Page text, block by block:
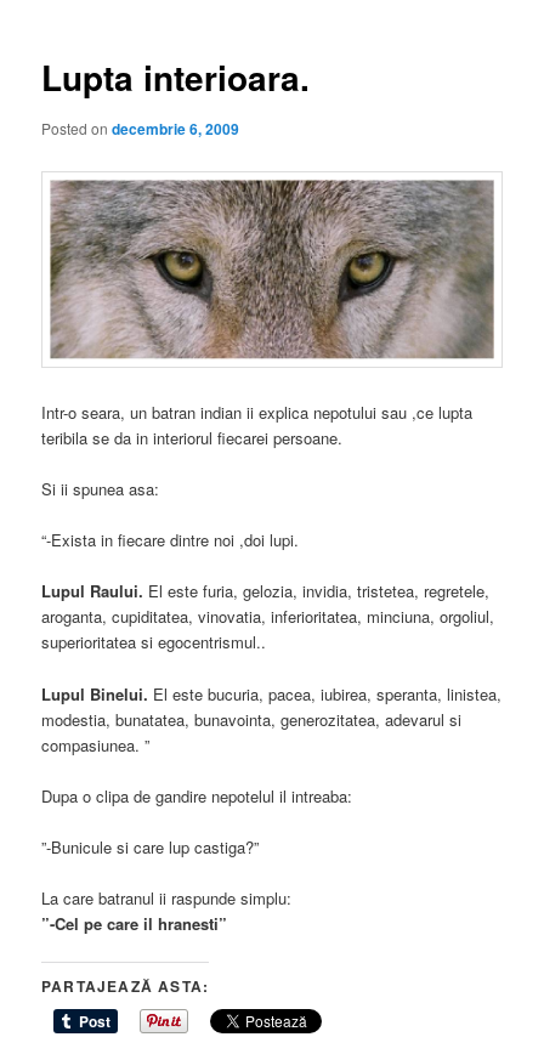
Lupta interioara.
Posted ondecembrie 6, 2009
Intr-o seara, un batran indian ii explica nepotului sau ,ce lupta
teribila se da in interiorul fiecarei persoane.
Si ii spunea asa:
“-Exista in fiecare dintre noi ,doi lupi.
Lupul Raului. El este furia, gelozia, invidia, tristetea, regretele,
aroganta, cupiditatea, vinovatia, inferioritatea, minciuna, orgoliul,
superioritatea si egocentrismul..
Lupul Binelui. El este bucuria, pacea, iubirea, speranta, linistea,
modestia, bunatatea, bunavointa, generozitatea, adevarul si
compasiunea. ”
Dupa o clipa de gandire nepotelul il intreaba:
”-Bunicule si care lup castiga?”
La care batranul ii raspunde simplu:
”-Cel pe care il hranesti”
PARTAJEAZĂ ASTA: